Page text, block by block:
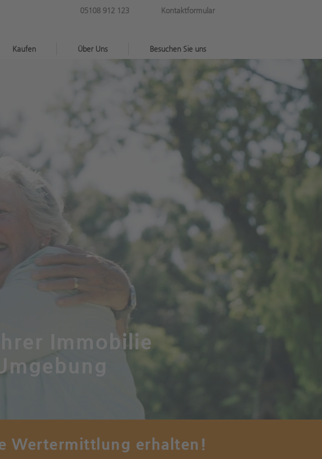
05108 912 123 Kontaktformular
Kaufen Über Uns Besuchen Sie uns
Immobilie
Wertermittlung erhalten!